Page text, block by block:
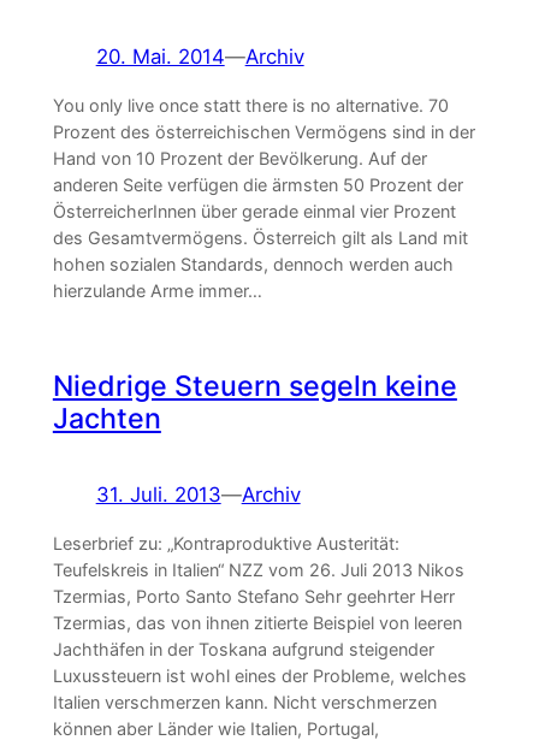
20. Mai. 2014—Archiv
You only live once statt there is no alternative. 70
Prozent des österreichischen Vermögens sind in der
Hand von 10 Prozent der Bevölkerung. Auf der
anderen Seite verfügen die ärmsten 50 Prozent der
ÖsterreicherInnen über gerade einmal vier Prozent
des Gesamtvermögens. Österreich gilt als Land mit
hohen sozialen Standards, dennoch werden auch
hierzulande Arme immer…
Niedrige Steuern segeln keine
Jachten
31. Juli. 2013—Archiv
Leserbrief zu: „Kontraproduktive Austerität:
Teufelskreis in Italien“ NZZ vom 26. Juli 2013 Nikos
Tzermias, Porto Santo Stefano Sehr geehrter Herr
Tzermias, das von ihnen zitierte Beispiel von leeren
Jachthäfen in der Toskana aufgrund steigender
Luxussteuern ist wohl eines der Probleme, welches
Italien verschmerzen kann. Nicht verschmerzen
können aber Länder wie Italien, Portugal,